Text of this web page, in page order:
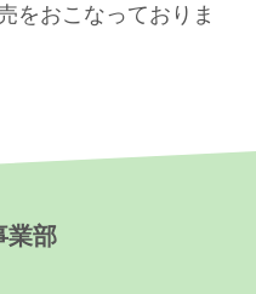
をおこなっておりま
業部